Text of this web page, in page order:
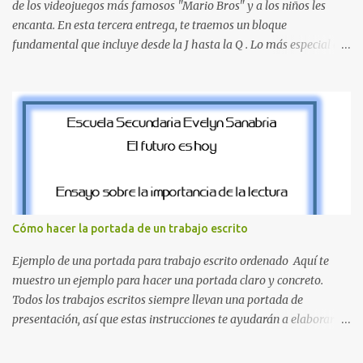
encontrar la biblioteca, la dirección o un aula específica puede
resultar c...
de los videojuegos más famosos "Mario Bros" y a los niños les
encanta. En esta tercera entrega, te traemos un bloque
fundamental que incluye desde la J hasta la Q . Lo más especial de
desde la J hasta la Q ¿Qué incluye este bloque de letras? En esta
sección de evecrea.com , encontrarás imágenes individuales en alta
resolución de las siguientes letras: Letras vibrantes : La J y la M en
la Q en amarillo brillante, junto con la N y la P en un verde
inspirado en los niveles de los juegos. Formas icónicas : No te
pierdas la letra O , diseñada con ese estilo geométrico tan carac...
Cómo hacer la portada de un trabajo escrito
Ejemplo de una portada para trabajo escrito ordenado Aquí te
muestro un ejemplo para hacer una portada claro y concreto.
Todos los trabajos escritos siempre llevan una portada de
presentación, así que estas instrucciones te ayudarán a elaborar